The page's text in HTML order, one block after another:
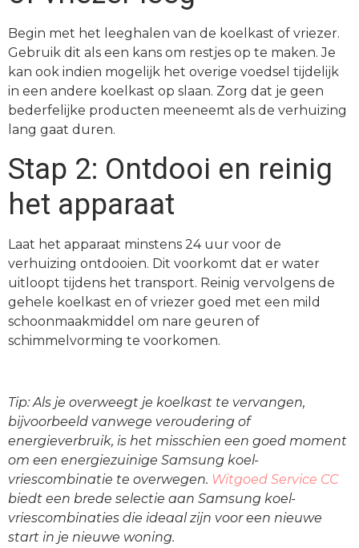
Begin met het leeghalen van de koelkast of vriezer.
Gebruik dit als een kans om restjes op te maken. Je
kan ook indien mogelijk het overige voedsel tijdelijk
in een andere koelkast op slaan. Zorg dat je geen
bederfelijke producten meeneemt als de verhuizing
lang gaat duren.
Stap 2: Ontdooi en reinig
het apparaat
Laat het apparaat minstens 24 uur voor de
verhuizing ontdooien. Dit voorkomt dat er water
uitloopt tijdens het transport. Reinig vervolgens de
gehele koelkast en of vriezer goed met een mild
schoonmaakmiddel om nare geuren of
schimmelvorming te voorkomen.
Tip: Als je overweegt je koelkast te vervangen,
bijvoorbeeld vanwege veroudering of
energieverbruik, is het misschien een goed moment
om een energiezuinige Samsung koel-
vriescombinatie te overwegen. Witgoed Service CC
biedt een brede selectie aan Samsung koel-
vriescombinaties die ideaal zijn voor een nieuwe
start in je nieuwe woning.